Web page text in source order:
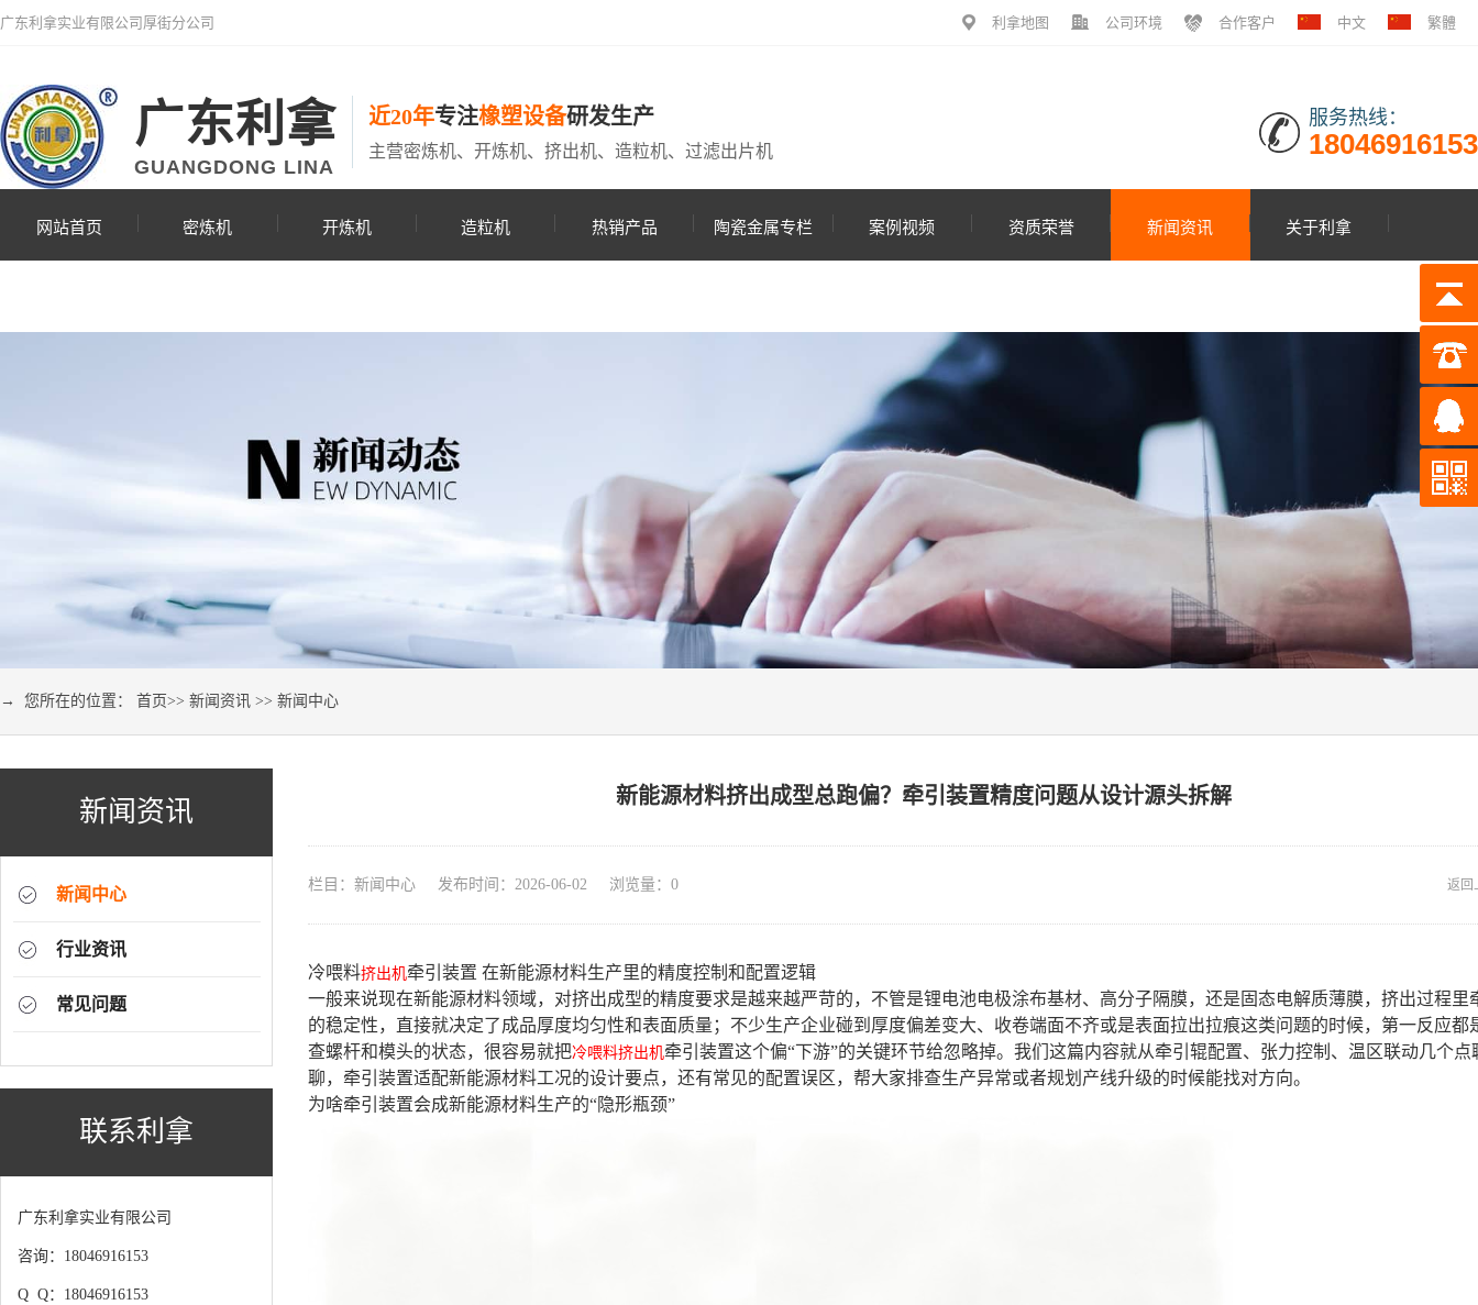
广东利拿实业有限公司厚街分公司 利拿地图 公司环境 合作客户 中文 繁體
广东利拿
GUANGDONG LINA
近20年专注橡塑设备研发生产
主营密炼机、开炼机、挤出机、造粒机、过滤出片机
服务热线：
18046916153
网站首页 密炼机 开炼机 造粒机 热销产品 陶瓷金属专栏 案例视频 资质荣誉 新闻资讯 关于利拿
→ 您所在的位置： 首页>> 新闻资讯 >> 新闻中心
新闻资讯
新闻中心
行业资讯
常见问题
联系利拿
广东利拿实业有限公司
咨询：18046916153
Q Q：18046916153
新能源材料挤出成型总跑偏？牵引装置精度问题从设计源头拆解
栏目：新闻中心 发布时间：2026-06-02 浏览量： 0 返回
冷喂料挤出机牵引装置 在新能源材料生产里的精度控制和配置逻辑
一般来说现在新能源材料领域，对挤出成型的精度要求是越来越严苛的，不管是锂电池电极涂布基材、高分子隔膜，还是固态电解质薄膜，挤出过程里
的稳定性，直接就决定了成品厚度均匀性和表面质量；不少生产企业碰到厚度偏差变大、收卷端面不齐或是表面拉出拉痕这类问题的时候，第一反应都
查螺杆和模头的状态，很容易就把冷喂料挤出机牵引装置这个偏“下游”的关键环节给忽略掉。我们这篇内容就从牵引辊配置、张力控制、温区联动几个点
聊，牵引装置适配新能源材料工况的设计要点，还有常见的配置误区，帮大家排查生产异常或者规划产线升级的时候能找对方向。
为啥牵引装置会成新能源材料生产的“隐形瓶颈”